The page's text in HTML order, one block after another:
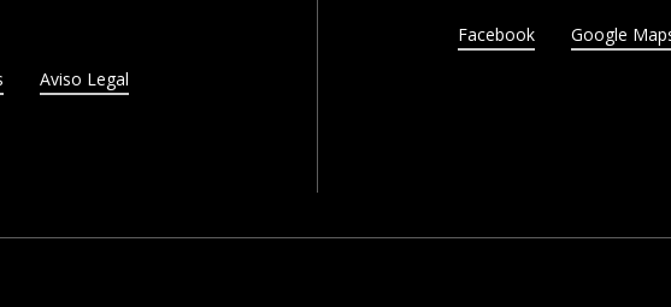
Aviso Legal
Facebook Google